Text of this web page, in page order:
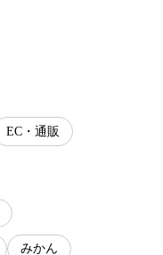
EC・通販
みかん